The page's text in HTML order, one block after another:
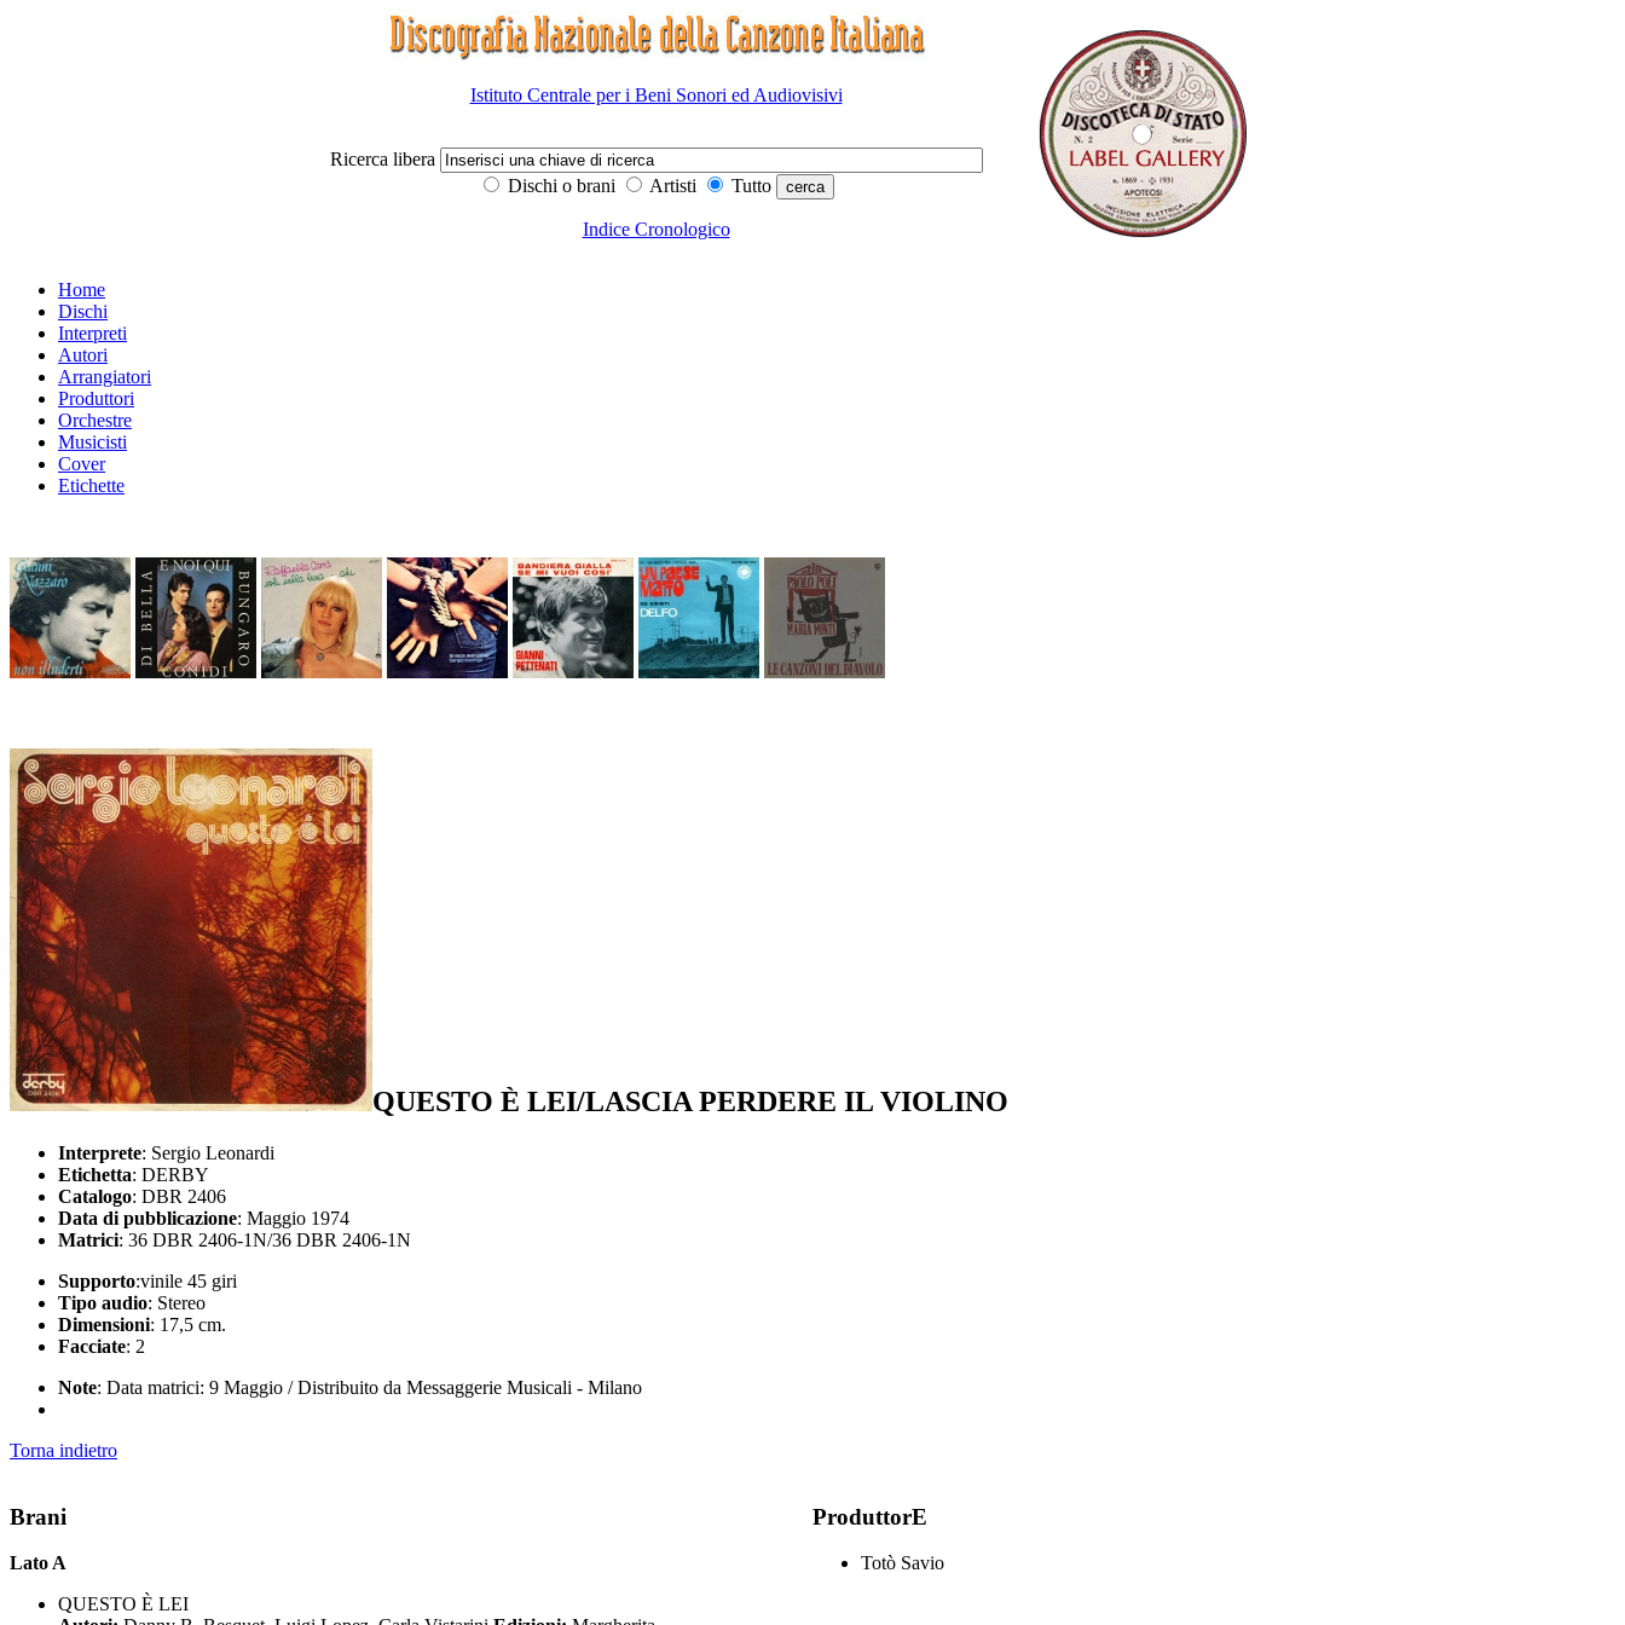
Istituto Centrale per i Beni Sonori ed Audiovisivi
Ricerca libera
Dischi o brani
Artisti Tutto
Indice Cronologico
Home
Dischi
Interpreti
Autori
Arrangiatori
Produttori
Orchestre
Musicisti
Cover
Etichette
QUESTO È LEI/LASCIA PERDERE IL VIOLINO
Interprete: Sergio Leonardi
Etichetta: DERBY
Catalogo: DBR 2406
Data di pubblicazione: Maggio 1974
Matrici: 36 DBR 2406-1N/36 DBR 2406-1N
Supporto:vinile 45 giri
Tipo audio: Stereo
Dimensioni: 17,5 cm.
Facciate: 2
Note: Data matrici: 9 Maggio / Distribuito da Messaggerie Musicali - Milano
Torna indietro
Brani
Lato A
QUESTO È LEI
ProduttorE
Totò Savio